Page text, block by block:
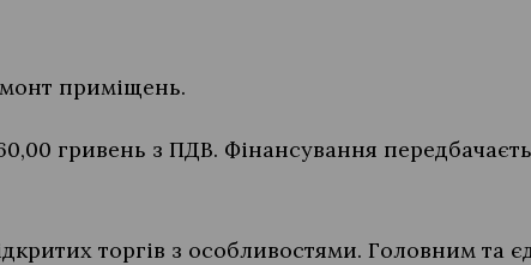
приміщень.
гривень з ПДВ. Фінансування
торгів з особливостями. Головним та